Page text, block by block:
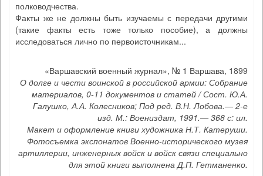
полководчества.
Факты же не должны быть изучаемы с передачи другими
(такие факты есть тоже только пособие), а должны
исследоваться лично по первоисточникам...
«Варшавский военный журнал», № 1 Варшава, 1899
О долге и чести воинской в российской армии: Собрание
материалов, 0-11 документов и статей / Сост. Ю.А.
Галушко, А.А. Колесников; Под ред. В.Н. Лобова.— 2-е
изд. М.: Воениздат, 1991.— 368 с: ил.
Макет и оформление книги художника Н.Т. Катеруши.
Фотосъемка экспонатов Военно-исторического музея
артиллерии, инженерных войск и войск связи специально
для этой книги выполнена Д.П. Гетманенко.